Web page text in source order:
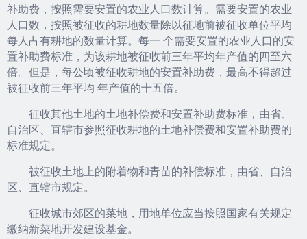
补助费，按照需要安置的农业人口数计算。需要安置的农业
人口数，按照被征收的耕地数量除以征地前被征收单位平均
每人占有耕地的数量计算。每一 个需要安置的农业人口的安
置补助费标准，为该耕地被征收前三年平均年产值的四至六
倍。但是，每公顷被征收耕地的安置补助费，最高不得超过
被征收前三年平均 年产值的十五倍。
征收其他土地的土地补偿费和安置补助费标准，由省、
自治区、直辖市参照征收耕地的土地补偿费和安置补助费的
标准规定。
被征收土地上的附着物和青苗的补偿标准，由省、自治
区、直辖市规定。
征收城市郊区的菜地，用地单位应当按照国家有关规定
缴纳新菜地开发建设基金。